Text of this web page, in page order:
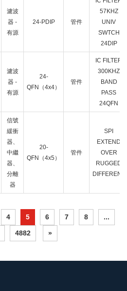
濾波
器 -
有源
24-PDIP 管件
57KHZ
UNIV
SWTCH
24DIP
濾波
器 -
有源
24-
QFN（4x4）
管件
IC FILTER
300KHZ
BAND
PASS
24QFN
信號
緩衝
器、
中繼
器、
分離
器
20-
QFN（4x5）
管件
SPI
EXTEND
OVER
RUGGED
DIFFERENT
4 5 6 7 8 ...
4882 »